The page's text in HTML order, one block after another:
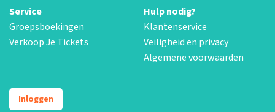
Service
Groepsboekingen
Verkoop Je Tickets
Hulp nodig?
Klantenservice
Veiligheid en privacy
Algemene voorwaarden
Inloggen